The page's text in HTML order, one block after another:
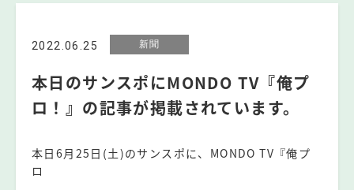
2022.06.25 新聞
本日のサンスポにMONDO TV『俺プ
ロ！』の記事が掲載されています。
本日6月25日(土)のサンスポに、MONDO TV『俺プ
ロ